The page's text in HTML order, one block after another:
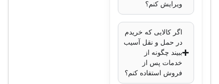
فناوری‌های تصویری:
Dynamic Range
دیجیتال)، 3D DNR
(کاهش نویز دیجیتال
سه‌بعدی)
ویرایش کنم؟
اگر کالایی که خریدم
در حمل و نقل آسیب
ببیند چگونه از
خدمات پس از
فروش استفاده کنم؟